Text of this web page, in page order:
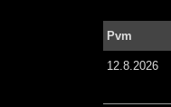
Pvm
12.8.2026